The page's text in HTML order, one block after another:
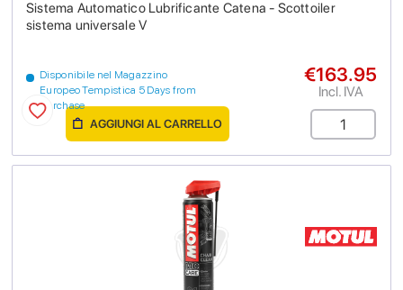
Sistema Automatico Lubrificante Catena - Scottoiler
sistema universale V
Disponibile nel Magazzino
Europeo Tempistica 5 Days from
purchase
€163.95
Incl. IVA
AGGIUNGI AL CARRELLO